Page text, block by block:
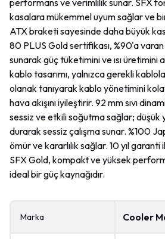
performans ve verimlilik sunar. SFX
kasalara mükemmel uyum sağlar ve
ATX braketi sayesinde daha büyük
80 PLUS Gold sertifikası, %90'a
sunarak güç tüketimini ve ısı üretimini
kablo tasarımı, yalnızca gerekli
olanak tanıyarak kablo yönetimini
hava akışını iyileştirir. 92 mm sıvı
sessiz ve etkili soğutma sağlar;
durarak sessiz çalışma sunar. %100
ömür ve kararlılık sağlar. 10 yıl
SFX Gold, kompakt ve yüksek
ideal bir güç kaynağıdır. ​
Marka Cooler